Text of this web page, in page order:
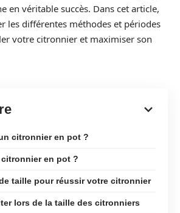
en véritable succès. Dans cet article,
les différentes méthodes et périodes
votre citronnier et maximiser son
citronnier en pot ?
en pot ?
taille pour réussir votre citronnier
lors de la taille des citronniers